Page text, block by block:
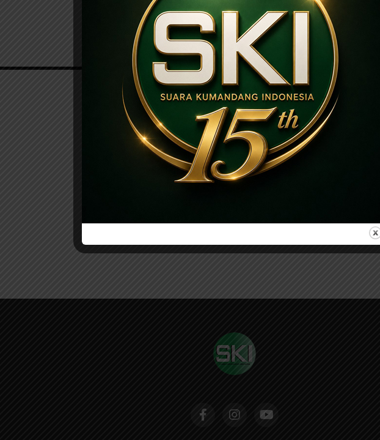
mendukung dan mensupport kehadiran
Wisata Kerling Suarakumandang.com, BERITA
KEDIRI. Paguyuban...
SKI NEWS 3 tahun ago
Puluhan Anak Gembira Ikuti
Khitanan Di Masjid Bani Solan
Magetan
Suarakumandang.com, BERITA MAGETAN.
Minggu (07/02/2023), Yayasan Masjid Bani
gelar Bakti Sosial (Baksos) Khitanan Ceria di